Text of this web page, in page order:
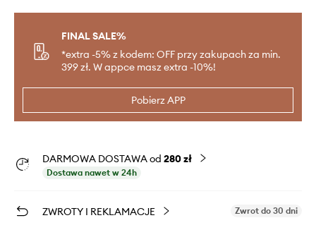
FINAL SALE%
*extra -5% z kodem: OFF przy zakupach za min.
399 zł. W appce masz extra -10%!
Pobierz APP
DARMOWA DOSTAWA od 280 zł
Dostawa nawet w 24h
ZWROTY I REKLAMACJE Zwrot do 30 dni